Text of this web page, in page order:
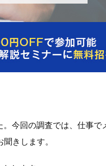
今回の調査では、仕事で
きします。